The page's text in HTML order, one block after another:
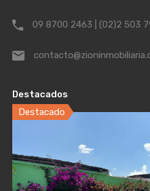
09 8700 2463 | (02)2 503
Destacados
Destacado